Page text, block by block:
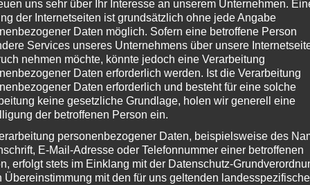
Ein Nutzer kritisert, dass die empfohlene
kein Hund stillhalten. Anscheinend hat es aber
und Aloe Vera – Fellshampoo für Hunde und Katzen –
Gerüche – auch für Welpen geeignet – geeignet für
uns sehr über Ihr Interesse an unserem Unternehmen.
der Internetseiten ist grundsätzlich ohne jede Angabe
Daten möglich. Sofern eine betroffene Person
Services unseres Unternehmens über unsere
nehmen möchte, könnte jedoch eine Verarbeitung
Daten erforderlich werden. Ist die Verarbeitung
Daten erforderlich und besteht für eine solche
keine gesetzliche Grundlage, holen wir generell eine
der betroffenen Person ein.
personenbezogener Daten, beispielsweise des
E-Mail-Adresse oder Telefonnummer einer betroffenen
erfolgt stets im Einklang mit der Datenschutz-
Übereinstimmung mit den für uns geltenden